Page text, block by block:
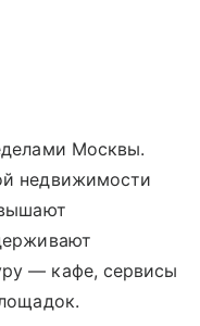
Москвы.
недвижимости
— кафе, сервисы